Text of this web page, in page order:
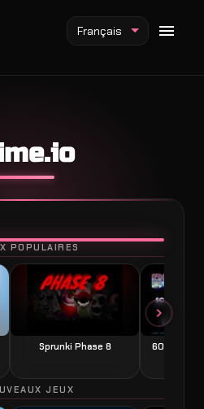
Fiddlebops
Incredibox
Sprunki
Français
POPULAIRES
Sprunki Phase 8 60
JOUER
JEUX